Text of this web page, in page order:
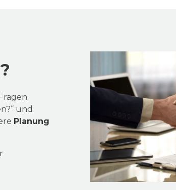
und
Planung